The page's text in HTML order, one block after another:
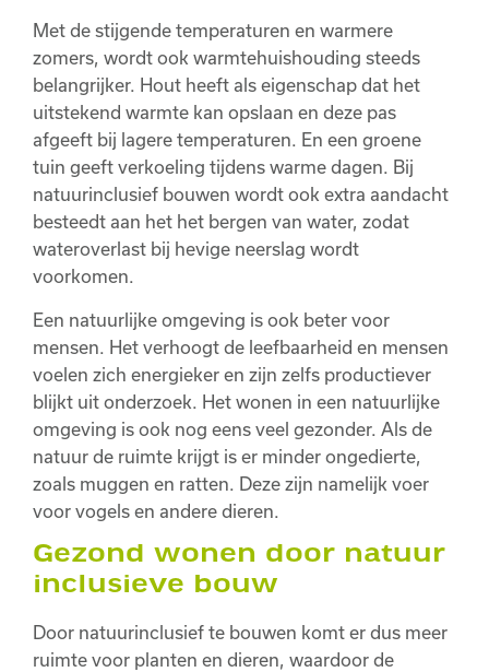
Met de stijgende temperaturen en warmere
zomers, wordt ook warmtehuishouding steeds
belangrijker. Hout heeft als eigenschap dat het
uitstekend warmte kan opslaan en deze pas
afgeeft bij lagere temperaturen. En een groene
tuin geeft verkoeling tijdens warme dagen. Bij
natuurinclusief bouwen wordt ook extra aandacht
besteedt aan het het bergen van water, zodat
wateroverlast bij hevige neerslag wordt
voorkomen.
Een natuurlijke omgeving is ook beter voor
mensen. Het verhoogt de leefbaarheid en mensen
voelen zich energieker en zijn zelfs productiever
blijkt uit onderzoek. Het wonen in een natuurlijke
omgeving is ook nog eens veel gezonder. Als de
natuur de ruimte krijgt is er minder ongedierte,
zoals muggen en ratten. Deze zijn namelijk voer
voor vogels en andere dieren.
Gezond wonen door natuur
inclusieve bouw
Door natuurinclusief te bouwen komt er dus meer
ruimte voor planten en dieren, waardoor de